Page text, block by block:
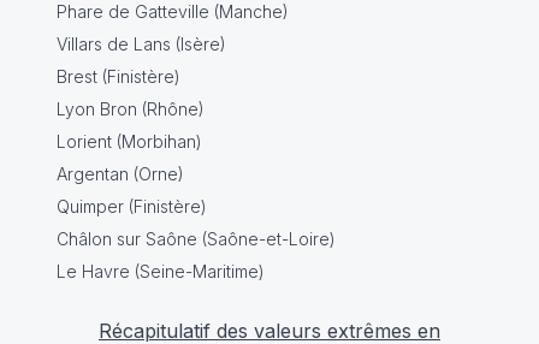
Phare de Gatteville (Manche)
Villars de Lans (Isère)
Brest (Finistère)
Lyon Bron (Rhône)
Lorient (Morbihan)
Argentan (Orne)
Quimper (Finistère)
Châlon sur Saône (Saône-et-Loire)
Le Havre (Seine-Maritime)
Récapitulatif des valeurs extrêmes en